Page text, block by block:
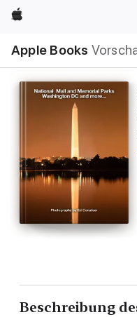
Apple
Apple Books
Navigation
Menü
öffnen
Beschreibung